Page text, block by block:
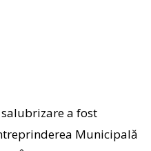
a fost
Municipală